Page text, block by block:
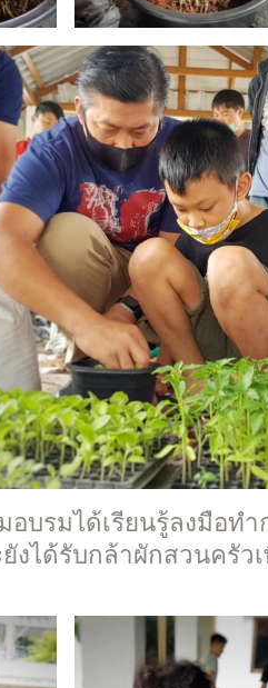
อบรมได้เรียนรู้ลงมือท
ยังได้รับกล้าผักสวนครั